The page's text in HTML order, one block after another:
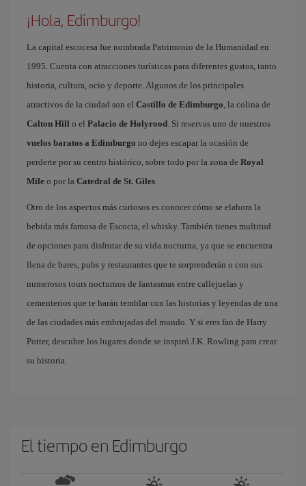
¡Hola, Edimburgo!
La capital escocesa fue nombrada Patrimonio de la Humanidad en
1995. Cuenta con atracciones turísticas para diferentes gustos, tanto
historia, cultura, ocio y deporte. Algunos de los principales
atractivos de la ciudad son el Castillo de Edimburgo, la colina de
Calton Hill o el Palacio de Holyrood. Si reservas uno de nuestros
vuelos baratos a Edimburgo no dejes escapar la ocasión de
perderte por su centro histórico, sobre todo por la zona de Royal
Mile o por la Catedral de St. Giles.
Otro de los aspectos más curiosos es conocer cómo se elabora la
bebida más famosa de Escocia, el whisky. También tienes multitud
de opciones para disfrutar de su vida nocturna, ya que se encuentra
llena de bares, pubs y restaurantes que te sorprenderán o con sus
numerosos tours nocturnos de fantasmas entre callejuelas y
cementerios que te harán temblar con las historias y leyendas de una
de las ciudades más embrujadas del mundo. Y si eres fan de Harry
Potter, descubre los lugares donde se inspiró J.K. Rowling para crear
su historia.
El tiempo en Edimburgo